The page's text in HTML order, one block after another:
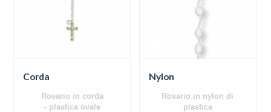
Corda
Rosario in corda
- plastica ovale
Nylon
Rosario in nylon di
plastica